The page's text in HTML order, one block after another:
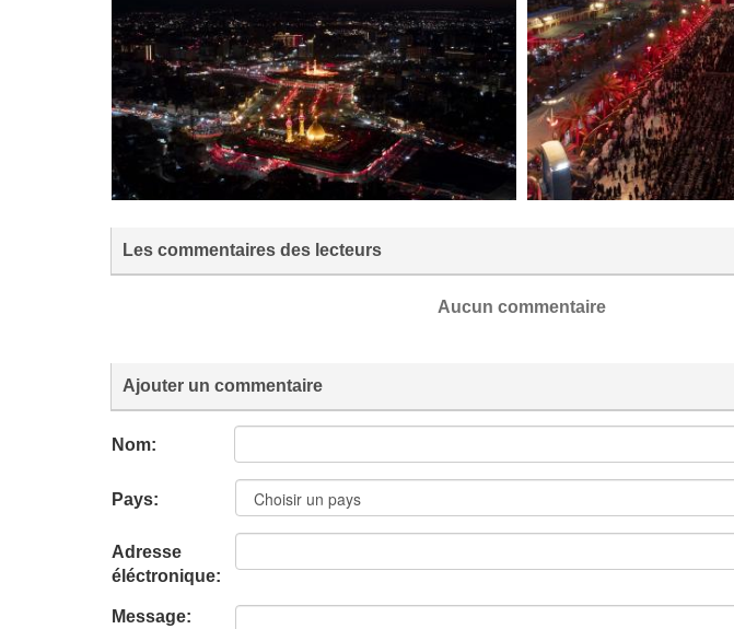
Les commentaires des lecteurs
Aucun commentaire
Ajouter un commentaire
Nom:
Pays:
Adresse
éléctronique:
Message: